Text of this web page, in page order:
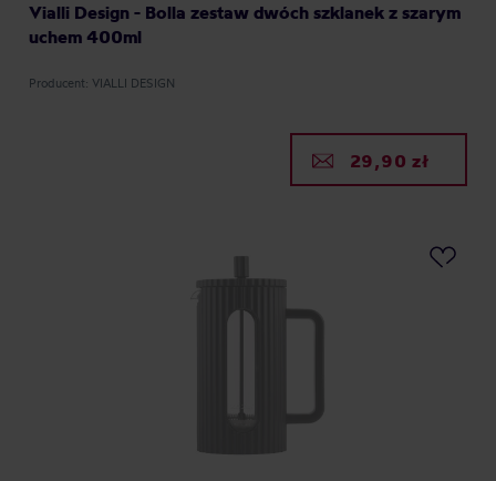
Vialli Design - Bolla zestaw dwóch szklanek z szarym
uchem 400ml
Producent: VIALLI DESIGN
29,90 zł